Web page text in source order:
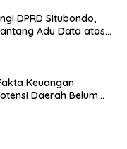
DPRD Situbondo,
Adu Data atas
Keuangan
Daerah Belum